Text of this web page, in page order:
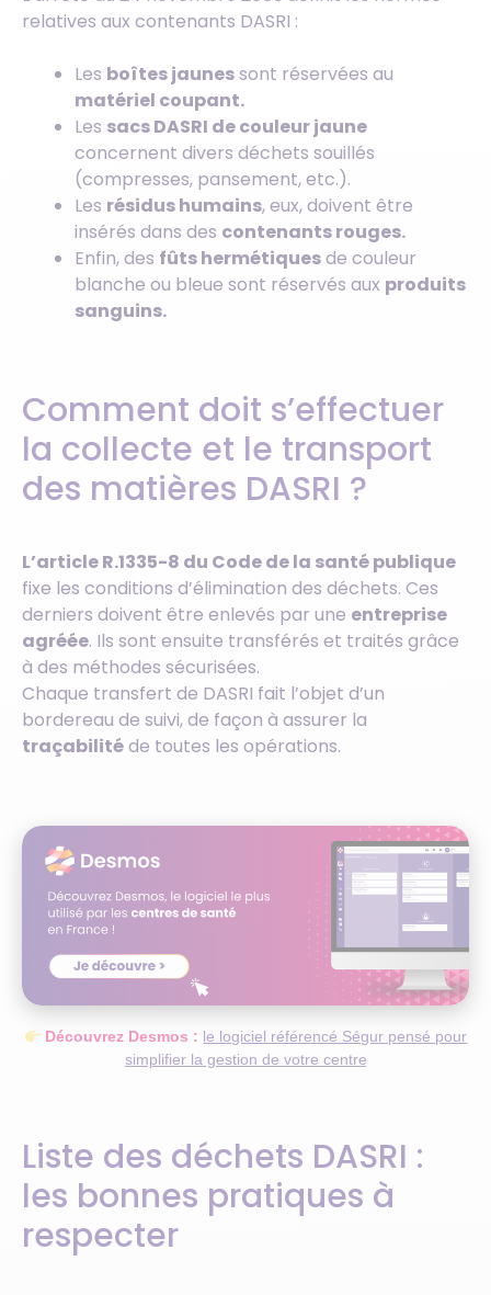
relatives aux contenants DASRI :
Les boîtes jaunessont réservées au
matériel coupant.
Les sacs DASRI de couleur jaune
concernent divers déchets souillés
(compresses, pansement, etc.).
Les résidus humains, eux, doivent être
insérés dans des contenants rouges.
Enfin, des fûts hermétiquesde couleur
blanche ou bleue sont réservés aux produits
sanguins.
Comment doit s’effectuer
la collecte et le transport
des matières DASRI ?
L’article R.1335-8 du Code de la santé publique
fixe les conditions d’élimination des déchets. Ces
derniers doivent être enlevés par une entreprise
agréée. Ils sont ensuite transférés et traités grâce
à des méthodes sécurisées.
Chaque transfert de DASRI fait l’objet d’un
bordereau de suivi, de façon à assurer la
traçabilitéde toutes les opérations.
Découvrez Desmos : le logiciel référencé Ségur pensé pour
simplifier la gestion de votre centre
Liste des déchets DASRI :
les bonnes pratiques à
respecter